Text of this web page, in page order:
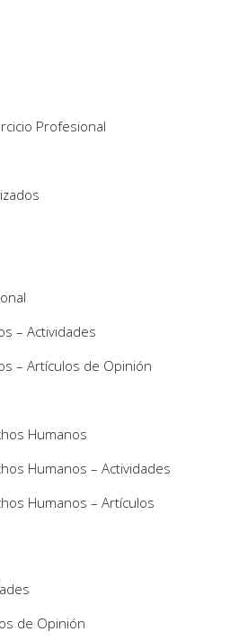
Profesional
– Actividades
– Artículos de Opinión
Humanos
Humanos – Actividades
Humanos – Artículos
de Opinión